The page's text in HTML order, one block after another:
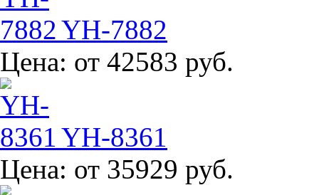
YH-7882
Цена: от 42583 руб.
YH-8361
Цена: от 35929 руб.